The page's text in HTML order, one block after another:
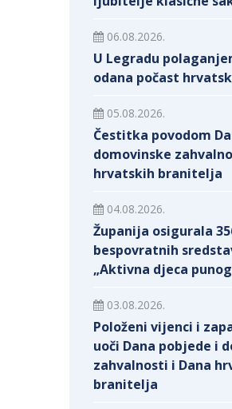
06.08.2026.
U Legradu
odana počast
05.08.2026.
Čestitka povodom
domovinske
hrvatskih branitelja
04.08.2026.
Županija osigurala
bespovratnih
„Aktivna djeca
03.08.2026.
Položeni vijenci i
uoči Dana pobjede i
zahvalnosti i Dana
branitelja